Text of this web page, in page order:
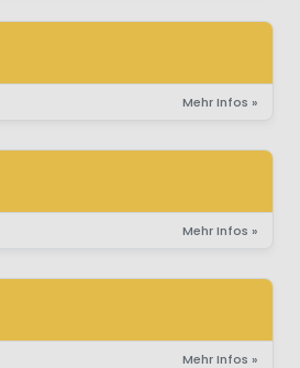
Mehr Infos »
Mehr Infos »
Mehr Infos »